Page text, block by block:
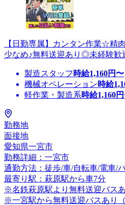
【日勤専属】カンタン作業☆精
少なめ♪無料送迎あり◎未経験歓
製造スタッフ 時給1,160円〜
機械オペレーション時給
軽作業・製造系時給1,160
勤務地
面接地
愛知県一宮市
勤務詳細：一宮市
通勤方法：徒歩/車/自転車/電車/
最寄り駅：萩原駅から車7分
※名鉄萩原駅より無料送迎バスあ
※一宮駅から無料送迎バスあり（